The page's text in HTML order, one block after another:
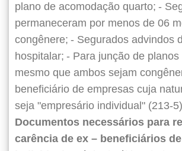
plano de acomodação quarto; -
permaneceram por menos de 06
congênere; - Segurados advindos
hospitalar; - Para junção de planos
mesmo que ambos sejam
beneficiário de empresas cuja
seja "empresário individual" (213-
Documentos necessários para
carência de ex – beneficiários